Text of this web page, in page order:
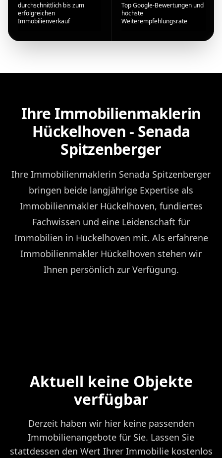
durchschnittlich bis zum
erfolgreichen
Immobilienverkauf
Top Google-Bewertungen und
höchste
Weiterempfehlungsrate
Ihre Immobilienmaklerin
Hückelhoven - Senada
Spitzenberger
Ihre Immobilienmaklerin Senada Spitzenberger
bringen beide langjährige Expertise als
Immobilienmakler Hückelhoven, fundiertes
Fachwissen und eine Leidenschaft für
Immobilien in Hückelhoven mit. Als erfahrene
Immobilienmakler Hückelhoven stehen wir
Ihnen persönlich zur Verfügung.
Aktuell keine Objekte
verfügbar
Derzeit haben wir hier keine passenden
Immobilienangebote für Sie. Lassen Sie
stattdessen den Wert Ihrer Immobilie kostenlos